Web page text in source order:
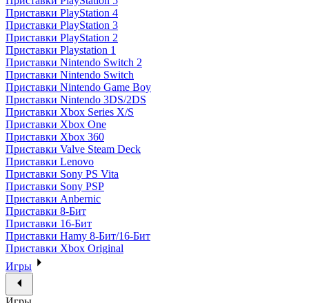
Приставки PlayStation 4
Приставки PlayStation 3
Приставки PlayStation 2
Приставки Playstation 1
Приставки Nintendo Switch 2
Приставки Nintendo Switch
Приставки Nintendo Game Boy
Приставки Nintendo 3DS/2DS
Приставки Xbox Series X/S
Приставки Xbox One
Приставки Xbox 360
Приставки Valve Steam Deck
Приставки Lenovo
Приставки Sony PS Vita
Приставки Sony PSP
Приставки Anbernic
Приставки 8-Бит
Приставки 16-Бит
Приставки Hamy 8-Бит/16-Бит
Приставки Xbox Original
Игры